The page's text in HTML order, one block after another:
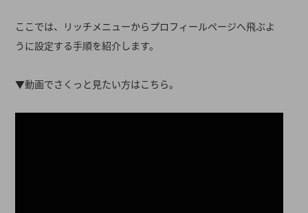
ここでは、リッチメニューからプロフィールページへ飛ぶよ
うに設定する手順を紹介します。
▼動画でさくっと見たい方はこちら。